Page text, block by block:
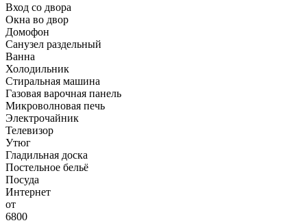
Вход со двора
Окна во двор
Домофон
Санузел раздельный
Ванна
Холодильник
Стиральная машина
Газовая варочная панель
Микроволновая печь
Электрочайник
Телевизор
Утюг
Гладильная доска
Постельное бельё
Посуда
Интернет
от
6800